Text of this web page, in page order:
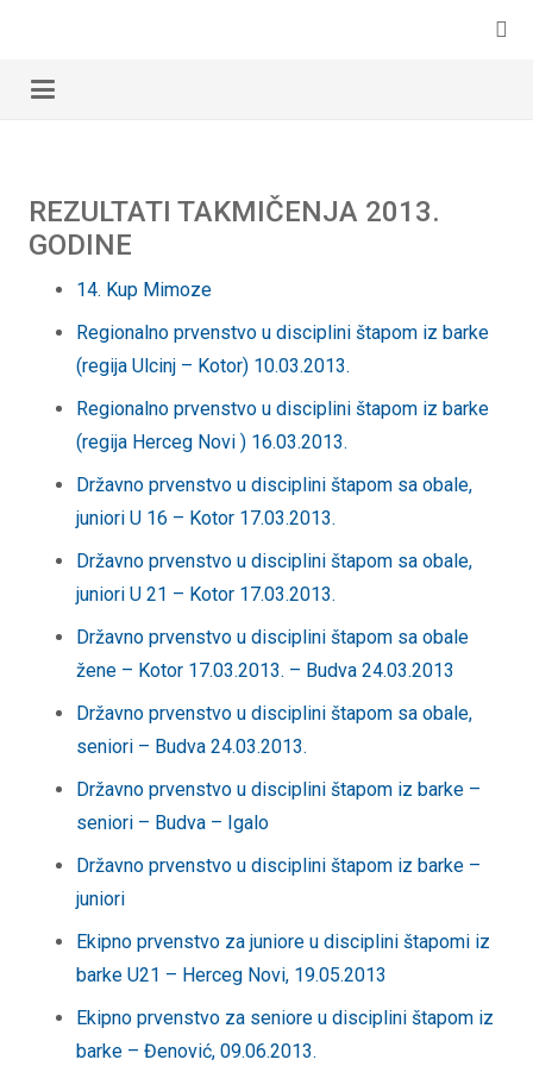
REZULTATI TAKMIČENJA 2013.
GODINE
14. Kup Mimoze
Regionalno prvenstvo u disciplini štapom iz barke
(regija Ulcinj – Kotor) 10.03.2013.
Regionalno prvenstvo u disciplini štapom iz barke
(regija Herceg Novi ) 16.03.2013.
Državno prvenstvo u disciplini štapom sa obale,
juniori U 16 – Kotor 17.03.2013.
Državno prvenstvo u disciplini štapom sa obale,
juniori U 21 – Kotor 17.03.2013.
Državno prvenstvo u disciplini štapom sa obale
žene – Kotor 17.03.2013. – Budva 24.03.2013
Državno prvenstvo u disciplini štapom sa obale,
seniori – Budva 24.03.2013.
Državno prvenstvo u disciplini štapom iz barke –
seniori – Budva – Igalo
Državno prvenstvo u disciplini štapom iz barke –
juniori
Ekipno prvenstvo za juniore u disciplini štapomi iz
barke U21 – Herceg Novi, 19.05.2013
Ekipno prvenstvo za seniore u disciplini štapom iz
barke – Đenović, 09.06.2013.